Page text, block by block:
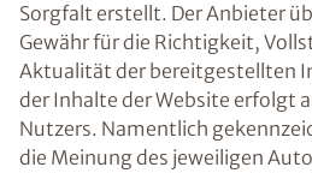
Sorgfalt erstellt. Der Anbieter
Gewähr für die Richtigkeit,
Aktualität der bereitgestellten
der Inhalte der Website erfolgt
Nutzers. Namentlich
die Meinung des jeweiligen